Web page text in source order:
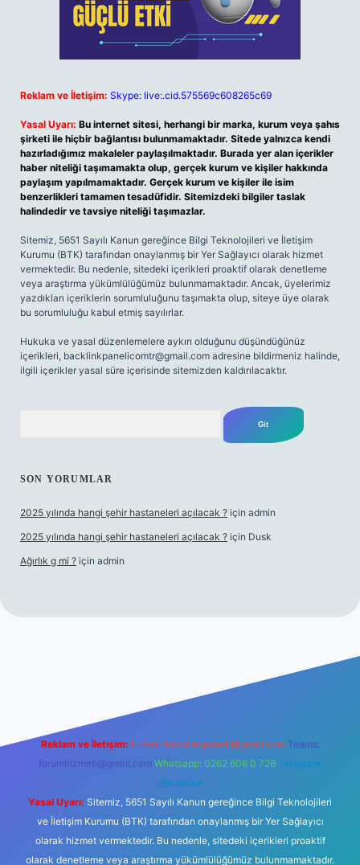
Reklam ve İletişim: Skype: live:.cid.575569c608265c69
Yasal Uyarı: Bu internet sitesi, herhangi bir marka, kurum veya şahıs
şirketi ile hiçbir bağlantısı bulunmamaktadır. Sitede yalnızca kendi
hazırladığımız makaleler paylaşılmaktadır. Burada yer alan içerikler
haber niteliği taşımamakta olup, gerçek kurum ve kişiler hakkında
paylaşım yapılmamaktadır. Gerçek kurum ve kişiler ile isim
benzerlikleri tamamen tesadüfidir. Sitemizdeki bilgiler taslak
halindedir ve tavsiye niteliği taşımazlar.
Sitemiz, 5651 Sayılı Kanun gereğince Bilgi Teknolojileri ve İletişim
Kurumu (BTK) tarafından onaylanmış bir Yer Sağlayıcı olarak hizmet
vermektedir. Bu nedenle, sitedeki içerikleri proaktif olarak denetleme
veya araştırma yükümlülüğümüz bulunmamaktadır. Ancak, üyelerimiz
yazdıkları içeriklerin sorumluluğunu taşımakta olup, siteye üye olarak
bu sorumluluğu kabul etmiş sayılırlar.
Hukuka ve yasal düzenlemelere aykırı olduğunu düşündüğünüz
içerikleri, backlinkpanelicomtr@gmail.com adresine bildirmeniz halinde,
ilgili içerikler yasal süre içerisinde sitemizden kaldırılacaktır.
SON YORUMLAR
2025 yılında hangi şehir hastaneleri açılacak ? için admin
2025 yılında hangi şehir hastaneleri açılacak ? için Dusk
Ağırlık g mi ? için admin
Reklam ve İletişim: E-mail: backlinkpaneli@gmail.com Teams:
forumhizmeti@gmail.com Whatsapp: 0262 606 0 726 Telegram:
@karabul
Yasal Uyarı: Sitemiz, 5651 Sayılı Kanun gereğince Bilgi Teknolojileri
ve İletişim Kurumu (BTK) tarafından onaylanmış bir Yer Sağlayıcı
olarak hizmet vermektedir. Bu nedenle, sitedeki içerikleri proaktif
olarak denetleme veya araştırma yükümlülüğümüz bulunmamaktadır.